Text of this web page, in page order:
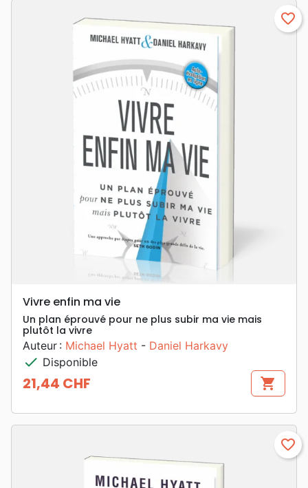
favorite_border
Vivre enfin ma vie
Un plan éprouvé pour ne plus subir ma vie mais
plutôt la vivre
Auteur : Michael Hyatt - Daniel Harkavy
check Disponible
Prix
21,44 CHF shopping_cart
favorite_border